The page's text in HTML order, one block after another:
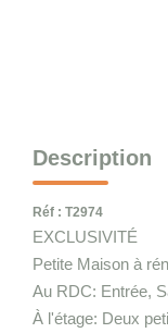
Description
Réf : T2974
EXCLUSIVITÉ
Petite Maison à
Au RDC: Entrée,
À l'étage: Deux